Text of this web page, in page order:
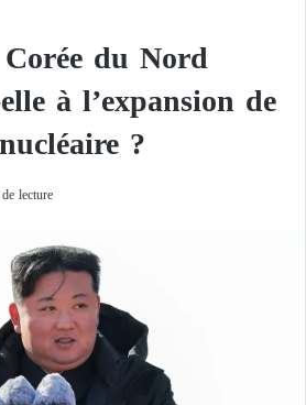
du Nord
à l’expansion de
?
lecture